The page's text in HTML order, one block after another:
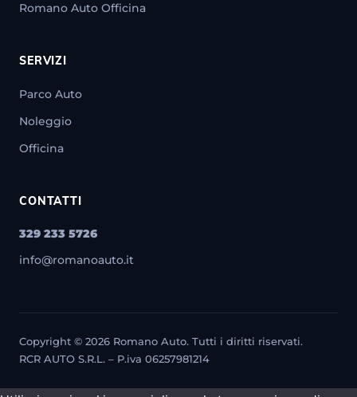
Romano Auto Officina
SERVIZI
Parco Auto
Noleggio
Officina
CONTATTI
329 233 5726
info@romanoauto.it
Copyright © 2026 Romano Auto. Tutti i diritti riservati.
RCR AUTO S.R.L. – P.iva 06257981214